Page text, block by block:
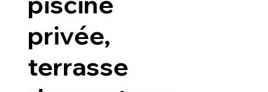
privée,
terrasse